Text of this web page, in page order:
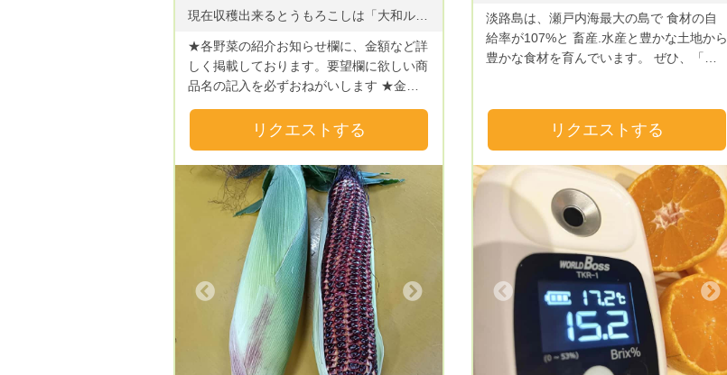
★各野菜の紹介お知らせ欄に、金額など詳
しく掲載しております。要望欄に欲しい商
品名の記入を必ずおねがいします ★金額
させていただいております。 見合わない
金額の場合は、リクエストに応えられない
ので、ご注意ください ★リクエストは送
料別でお願いしております、送料込みでの
リクエストはご遠慮ください ★現在、日
中は農作業に追われているため、お問い合
わせ、承認作業は、夜になることが多くな
ります。 ＝野菜セット＝ 8月お届け出来る
お野菜：キュウリ、トマト、ミニトマト、
ピーマン、ししとう、韓国とうがらし、じ
ゃがいも、玉ねぎ、赤玉ねぎ、ニンニク
～8種類）... 2,800円（送料別） 100サイ
リクエストする
Next
淡路島は、瀬戸内海最大の島で 食材の自
給率が107%と 畜産.水産と豊かな土地から
豊かな食材を育んでいます。 ぜひ、「淡
届きますように。 「安心して我が子にに
食べさせれるお野菜を...✨」 を合言葉に家
リクエストする
Previous Next Previous